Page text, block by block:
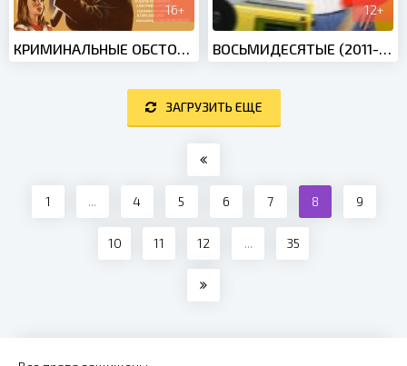
16+
КРИМИНАЛЬНЫЕ ОБСТОЯТЕЛЬСТВА (2011)
12+
ВОСЬМИДЕСЯТЫЕ (2011-2016)
ЗАГРУЗИТЬ ЕЩЕ
1 ... 4 5 6 7 8 9
10 11 12 ... 35